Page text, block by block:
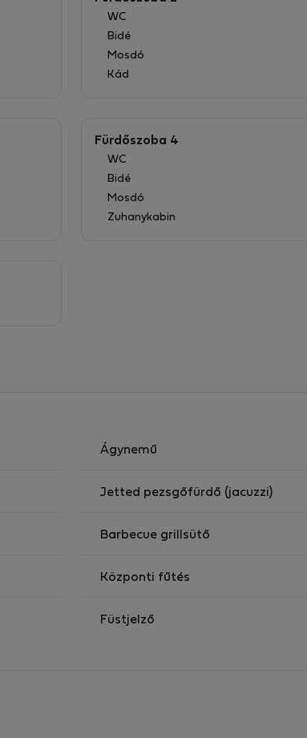
WC
Bidé
Mosdó
Kád
Fürdőszoba 4
WC
Bidé
Mosdó
Zuhanykabin
Ágynemű
Jetted pezsgőfürdő (jacuzzi)
Barbecue grillsütő
Központi fűtés
Füstjelző